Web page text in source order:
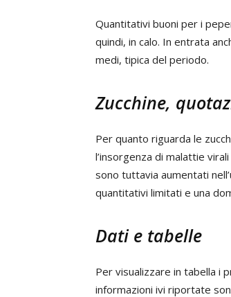
Quantitativi buoni per i
quindi, in calo. In entrata
medi, tipica del periodo.
Zucchine,
Per quanto riguarda le
l’insorgenza di malattie
sono tuttavia aumentati
quantitativi limitati e una
Dati e tabelle
Per visualizzare in tabella i
informazioni ivi riportate